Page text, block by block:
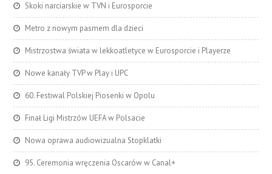
Skoki narciarskie w TVN i Eurosporcie
Metro z nowym pasmem dla dzieci
Mistrzostwa świata w lekkoatletyce w Eurosporcie i Playerze
Nowe kanały TVP w Play i UPC
60. Festiwal Polskiej Piosenki w Opolu
Finał Ligi Mistrzów UEFA w Polsacie
Nowa oprawa audiowizualna Stopklatki
95. Ceremonia wręczenia Oscarów w Canal+